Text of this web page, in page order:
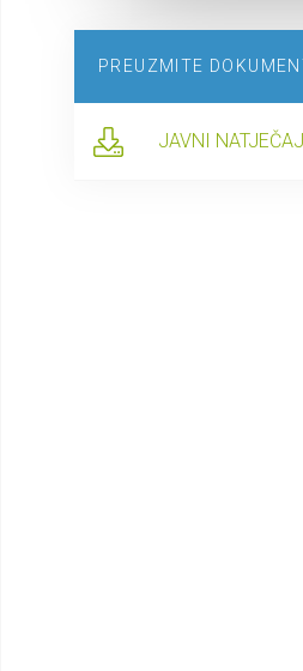
PREUZMITE
JAVNI